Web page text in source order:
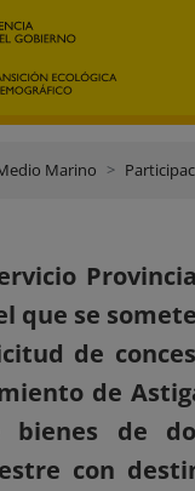
Marino
que se
de
de
bienes de
con